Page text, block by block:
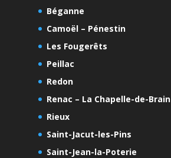
Béganne
Camoël – Pénestin
Les Fougerêts
Peillac
Redon
Renac – La Chapelle-de-Brain
Rieux
Saint-Jacut-les-Pins
Saint-Jean-la-Poterie